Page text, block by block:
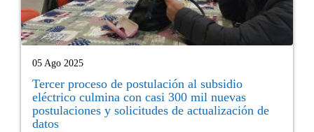
05 Ago 2025
Tercer proceso de postulación al subsidio
eléctrico culmina con casi 300 mil nuevas
postulaciones y solicitudes de actualización de
datos